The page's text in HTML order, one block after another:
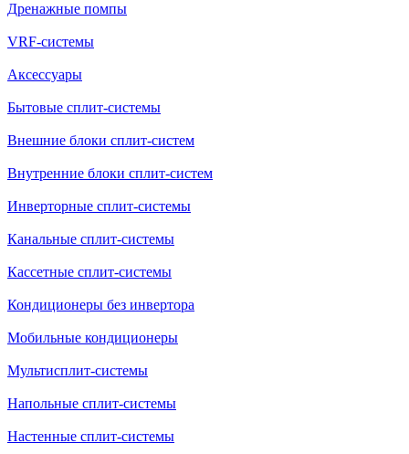
Дренажные помпы
VRF-системы
Аксессуары
Бытовые сплит-системы
Внешние блоки сплит-систем
Внутренние блоки сплит-систем
Инверторные сплит-системы
Канальные сплит-системы
Кассетные сплит-системы
Кондиционеры без инвертора
Мобильные кондиционеры
Мультисплит-системы
Напольные сплит-системы
Настенные сплит-системы